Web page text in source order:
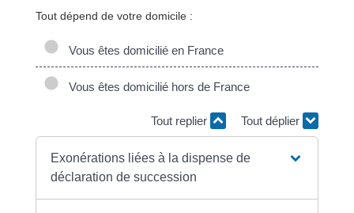
Tout dépend de votre domicile :
Vous êtes domicilié en France
Vous êtes domicilié hors de France
Tout replier Tout déplier
Exonérations liées à la dispense de
déclaration de succession